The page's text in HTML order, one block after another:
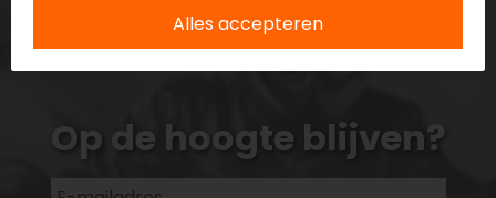
Op de hoogte blijven?
Alles accepteren